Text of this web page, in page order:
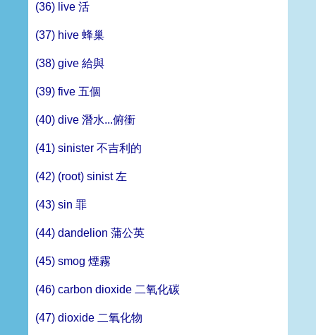
(36) live 活
(37) hive 蜂巢
(38) give 給與
(39) five 五個
(40) dive 潛水...俯衝
(41) sinister 不吉利的
(42) (root) sinist 左
(43) sin 罪
(44) dandelion 蒲公英
(45) smog 煙霧
(46) carbon dioxide 二氧化碳
(47) dioxide 二氧化物